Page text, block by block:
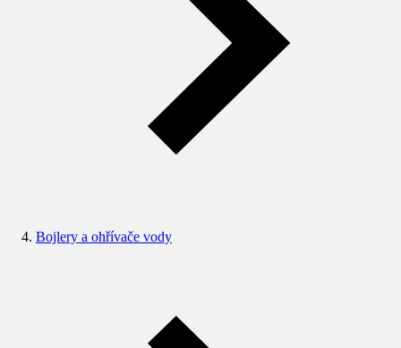
Bojlery a ohřívače vody